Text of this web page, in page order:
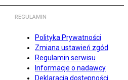
REGULAMIN
Polityka Prywatności
Zmiana ustawień zgód
Regulamin serwisu
Informacje o nadawcy
Deklaracja dostępności